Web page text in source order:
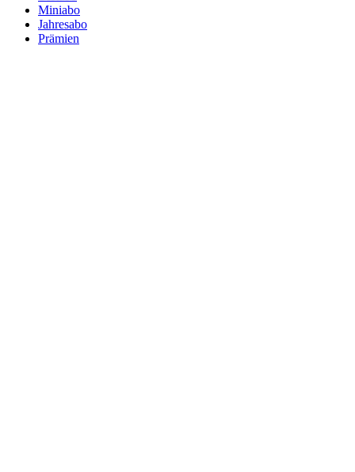
Miniabo
Jahresabo
Prämien